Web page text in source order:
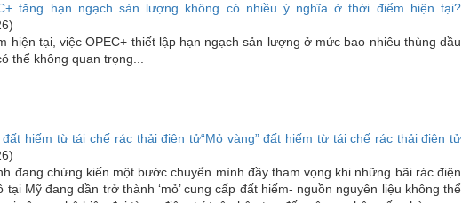
tăng hạn ngạch sản lượng không có nhiều ý nghĩa ở thời điểm hiện tại?
hiện tại, việc OPEC+ thiết lập hạn ngạch sản lượng ở mức bao nhiêu thùng dầu
thể không quan trọng...
đất hiếm từ tái chế rác thải điện tử“Mỏ vàng” đất hiếm từ tái chế rác thải điện tử
đang chứng kiến một bước chuyển mình đầy tham vọng khi những bãi rác điện
tại Mỹ đang dần trở thành ‘mỏ’ cung cấp đất hiếm- nguồn nguyên liệu không thể